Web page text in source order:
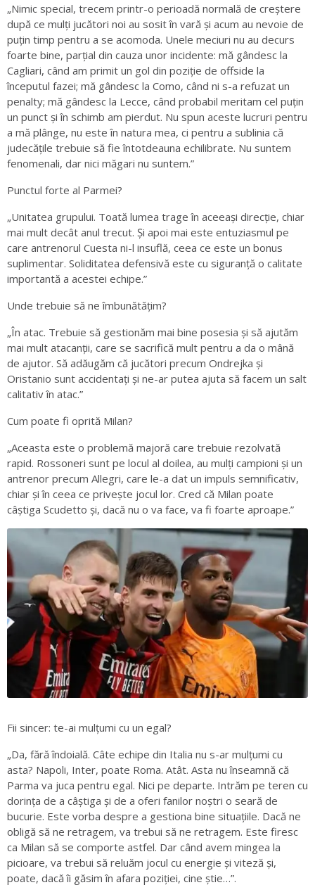
„Nimic special, trecem printr-o perioadă normală de creștere
după ce mulți jucători noi au sosit în vară și acum au nevoie de
puțin timp pentru a se acomoda. Unele meciuri nu au decurs
foarte bine, parțial din cauza unor incidente: mă gândesc la
Cagliari, când am primit un gol din poziție de offside la
începutul fazei; mă gândesc la Como, când ni s-a refuzat un
penalty; mă gândesc la Lecce, când probabil meritam cel puțin
un punct și în schimb am pierdut. Nu spun aceste lucruri pentru
a mă plânge, nu este în natura mea, ci pentru a sublinia că
judecățile trebuie să fie întotdeauna echilibrate. Nu suntem
fenomenali, dar nici măgari nu suntem.”
Punctul forte al Parmei?
„Unitatea grupului. Toată lumea trage în aceeași direcție, chiar
mai mult decât anul trecut. Și apoi mai este entuziasmul pe
care antrenorul Cuesta ni-l insuflă, ceea ce este un bonus
suplimentar. Soliditatea defensivă este cu siguranță o calitate
importantă a acestei echipe.”
Unde trebuie să ne îmbunătățim?
„În atac. Trebuie să gestionăm mai bine posesia și să ajutăm
mai mult atacanții, care se sacrifică mult pentru a da o mână
de ajutor. Să adăugăm că jucători precum Ondrejka și
Oristanio sunt accidentați și ne-ar putea ajuta să facem un salt
calitativ în atac.”
Cum poate fi oprită Milan?
„Aceasta este o problemă majoră care trebuie rezolvată
rapid. Rossoneri sunt pe locul al doilea, au mulți campioni și un
antrenor precum Allegri, care le-a dat un impuls semnificativ,
chiar și în ceea ce privește jocul lor. Cred că Milan poate
câștiga Scudetto și, dacă nu o va face, va fi foarte aproape.”
Fii sincer: te-ai mulțumi cu un egal?
„Da, fără îndoială. Câte echipe din Italia nu s-ar mulțumi cu
asta? Napoli, Inter, poate Roma. Atât. Asta nu înseamnă că
Parma va juca pentru egal. Nici pe departe. Intrăm pe teren cu
dorința de a câștiga și de a oferi fanilor noștri o seară de
bucurie. Este vorba despre a gestiona bine situațiile. Dacă ne
obligă să ne retragem, va trebui să ne retragem. Este firesc
ca Milan să se comporte astfel. Dar când avem mingea la
picioare, va trebui să reluăm jocul cu energie și viteză și,
poate, dacă îi găsim în afara poziției, cine știe…”.